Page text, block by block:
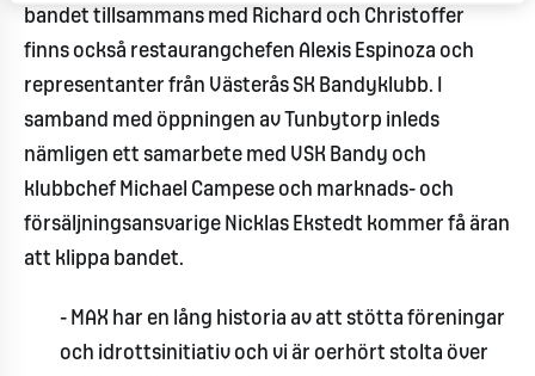
bandet tillsammans med Richard och Christoffer
finns också restaurangchefen Alexis Espinoza och
representanter från Västerås SK Bandyklubb. I
samband med öppningen av Tunbytorp inleds
nämligen ett samarbete med VSK Bandy och
klubbchef Michael Campese och marknads- och
försäljningsansvarige Nicklas Ekstedt kommer få äran
att klippa bandet.
- MAX har en lång historia av att stötta föreningar
och idrottsinitiativ och vi är oerhört stolta över